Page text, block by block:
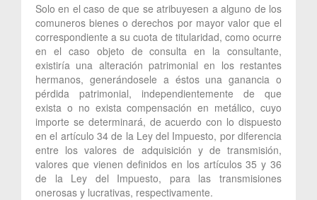
Solo en el caso de que se atribuyesen a alguno de los
comuneros bienes o derechos por mayor valor que el
correspondiente a su cuota de titularidad, como ocurre
en el caso objeto de consulta en la consultante,
existiría una alteración patrimonial en los restantes
hermanos, generándosele a éstos una ganancia o
pérdida patrimonial, independientemente de que
exista o no exista compensación en metálico, cuyo
importe se determinará, de acuerdo con lo dispuesto
en el artículo 34 de la Ley del Impuesto, por diferencia
entre los valores de adquisición y de transmisión,
valores que vienen definidos en los artículos 35 y 36
de la Ley del Impuesto, para las transmisiones
onerosas y lucrativas, respectivamente.